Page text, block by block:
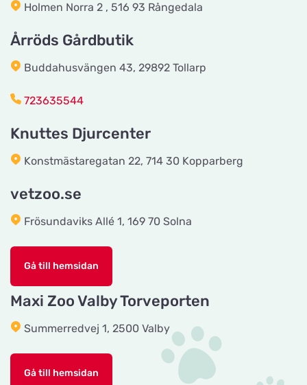
Summerredvej 1
Tingholmgård dyrefoder
Titta på kartan
CyberZoo AB
Ladugårdsvägen 101 D
Solbjerg Plantagevej 3
Titta på kartan
Josefines sadlar
Hova 1
Titta på kartan
Holmen Norra 2 , 516 93 Rångedala
Årröds Gårdbutik
Buddahusvängen 43, 29892 Tollarp
723635544
Knuttes Djurcenter
Konstmästaregatan 22, 714 30 Kopparberg
vetzoo.se
Frösundaviks Allé 1, 169 70 Solna
Gå till hemsidan
Maxi Zoo Valby Torveporten
Summerredvej 1, 2500 Valby
Gå till hemsidan